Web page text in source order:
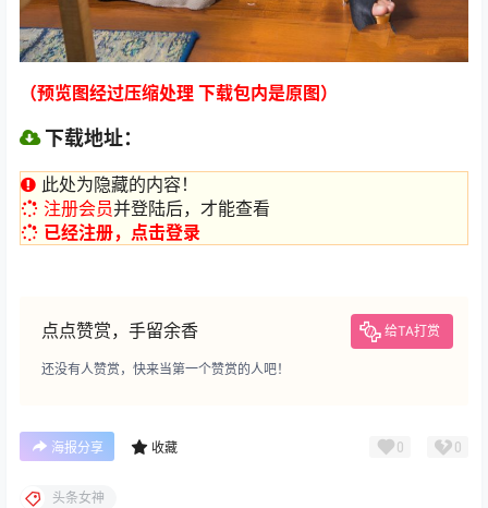
（预览图经过压缩处理 下载包内是原图）
下载地址：
此处为隐藏的内容！
注册会员并登陆后，才能查看
已经注册，点击登录
点点赞赏，手留余香 给TA打赏
还没有人赞赏，快来当第一个赞赏的人吧！
海报分享 收藏 0 0
头条女神